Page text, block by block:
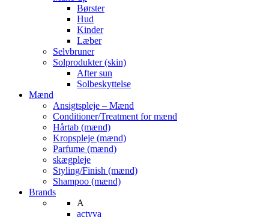
Børster
Hud
Kinder
Læber
Selvbruner
Solprodukter (skin)
After sun
Solbeskyttelse
Mænd
Ansigtspleje – Mænd
Conditioner/Treatment for mænd
Hårtab (mænd)
Kropspleje (mænd)
Parfume (mænd)
skægpleje
Styling/Finish (mænd)
Shampoo (mænd)
Brands
A
actyva